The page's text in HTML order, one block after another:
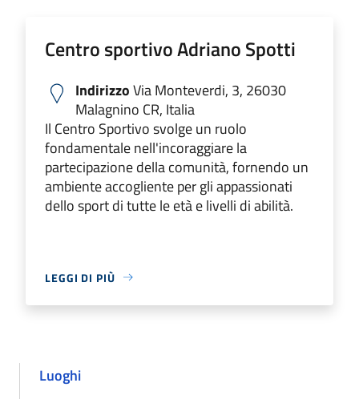
Centro sportivo Adriano Spotti
IndirizzoVia Monteverdi, 3, 26030
Malagnino CR, Italia
Il Centro Sportivo svolge un ruolo
fondamentale nell'incoraggiare la
partecipazione della comunità, fornendo un
ambiente accogliente per gli appassionati
dello sport di tutte le età e livelli di abilità.
LEGGI DI PIÙ
Luoghi